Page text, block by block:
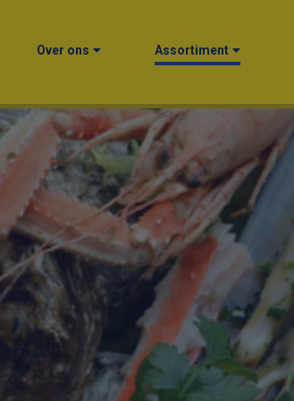
Over ons Assortiment